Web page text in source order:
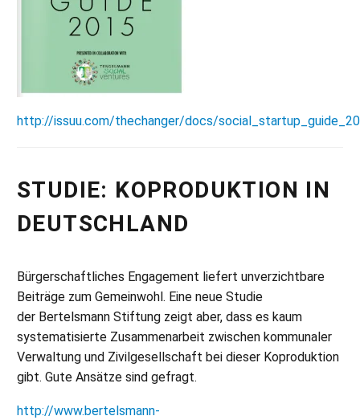
http://issuu.com/thechanger/docs/
STUDIE: KOPRODUKTION IN
DEUTSCHLAND
Bürgerschaftliches Engagement liefert unverzichtbare
Beiträge zum Gemeinwohl. Eine neue Studie
der Bertelsmann Stiftung zeigt aber, dass es kaum
systematisierte Zusammenarbeit zwischen kommunaler
Verwaltung und Zivilgesellschaft bei dieser Koproduktion
gibt. Gute Ansätze sind gefragt.
http://www.bertelsmann-